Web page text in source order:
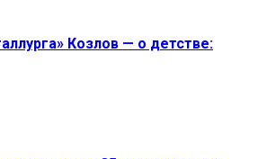
Козлов — о детстве: